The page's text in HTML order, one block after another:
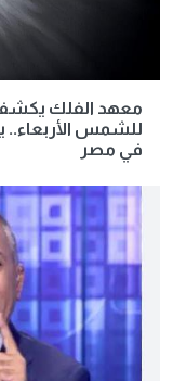
معهد الفلك
في مصر